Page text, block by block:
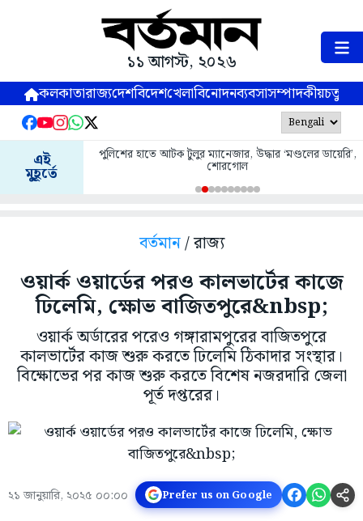
১১ আগস্ট, ২০২৬
কলকাতারাজ্যদেশবিদেশখেলাবিনোদনব্যবসাসম্পাদকীয়
এই
মুহূর্তে
পুলিশের হাতে আটক টুলুর ম্যানেজার, উদ্ধার ‘মণ্ডলের ডায়েরি’,
শোরগোল
বর্তমান/ রাজ্য
ওয়ার্ক ওয়ার্ডের পরও কালভার্টের কাজে
ঢিলেমি, ক্ষোভ বাজিতপুরে&nbsp;
ওয়ার্ক অর্ডারের পরেও গঙ্গারামপুরের বাজিতপুরে
কালভার্টের কাজ শুরু করতে ঢিলেমি ঠিকাদার সংস্থার।
বিক্ষোভের পর কাজ শুরু করতে বিশেষ নজরদারি জেলা
পূর্ত দপ্তরের।
২১ জানুয়ারি, ২০২৫ ০০:০০ Prefer us on Google